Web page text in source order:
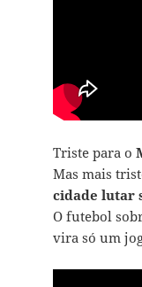
Triste para o
Mas mais
cidade lutar
O futebol
vira só um